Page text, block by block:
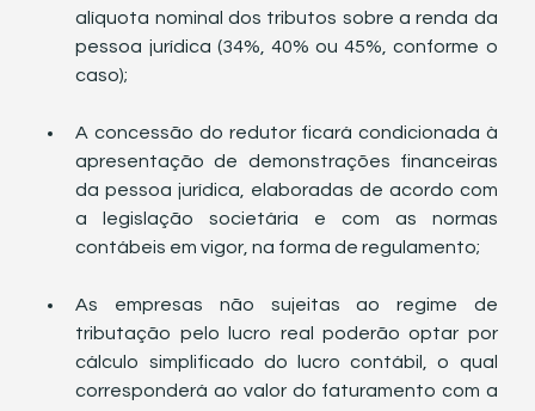
alíquota nominal dos tributos sobre a renda da
pessoa jurídica (34%, 40% ou 45%, conforme o
caso);
A concessão do redutor ficará condicionada à
apresentação de demonstrações financeiras
da pessoa jurídica, elaboradas de acordo com
a legislação societária e com as normas
contábeis em vigor, na forma de regulamento;
As empresas não sujeitas ao regime de
tributação pelo lucro real poderão optar por
cálculo simplificado do lucro contábil, o qual
corresponderá ao valor do faturamento com a